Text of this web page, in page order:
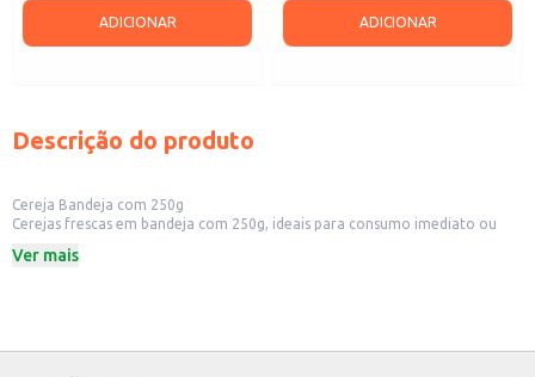
ADICIONAR ADICIONAR
Descrição do produto
Cereja Bandeja com 250g
Cerejas frescas em bandeja com 250g, ideais para consumo imediato ou
manuseio e armazenamento, sendo uma opção conveniente para o dia a
Dicas de Uso:
Ver mais